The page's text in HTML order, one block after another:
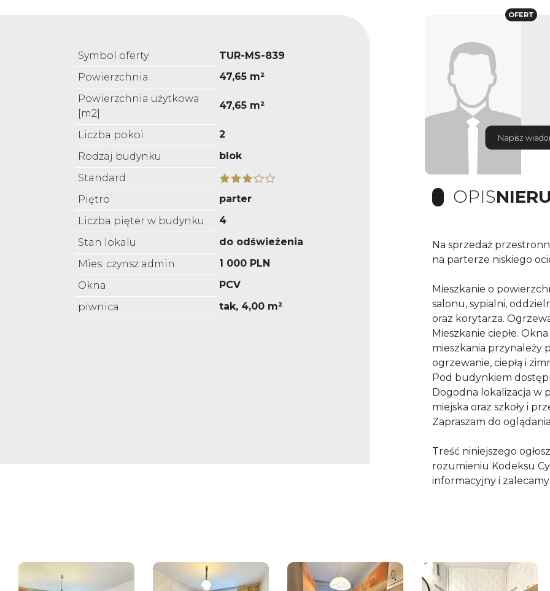
Symbol oferty
TUR-MS-839
Powierzchnia
47,65 m²
Powierzchnia użytkowa
[m2]
47,65 m²
Liczba pokoi
2
Rodzaj budynku
blok
Standard
Piętro
parter
Liczba pięter w budynku
4
Stan lokalu
do odświeżenia
Mies. czynsz admin.
1 000 PLN
Okna
PCV
piwnica
tak, 4,00 m²
Napisz
OFERT
OPIS
Na sprzedaż
na parterze niskiego
Mieszkanie o
salonu, sypialni,
oraz korytarza.
Mieszkanie ciepłe.
mieszkania przynależy
ogrzewanie, ciepłą i
Pod budynkiem
Dogodna lokalizacja w
miejska oraz szkoły i
Zapraszam do
Treść niniejszego
rozumieniu Kodeksu
informacyjny i